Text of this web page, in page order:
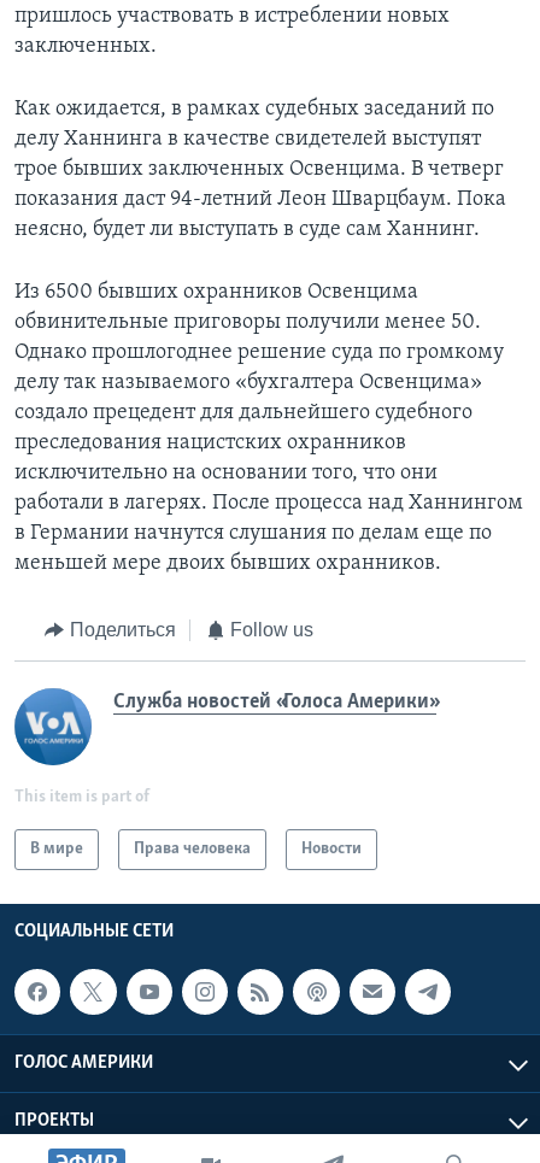
пришлось участвовать в истреблении новых
заключенных.
Как ожидается, в рамках судебных заседаний по
делу Ханнинга в качестве свидетелей выступят
трое бывших заключенных Освенцима. В четверг
показания даст 94-летний Леон Шварцбаум. Пока
неясно, будет ли выступать в суде сам Ханнинг.
Из 6500 бывших охранников Освенцима
обвинительные приговоры получили менее 50.
Однако прошлогоднее решение суда по громкому
делу так называемого «бухгалтера Освенцима»
создало прецедент для дальнейшего судебного
преследования нацистских охранников
исключительно на основании того, что они
работали в лагерях. После процесса над Ханнингом
в Германии начнутся слушания по делам еще по
меньшей мере двоих бывших охранников.
Поделиться Follow us
Служба новостей «Голоса Америки»
This item is part of
В мире Права человека Новости
СОЦИАЛЬНЫЕ СЕТИ
ГОЛОС АМЕРИКИ
ПРОЕКТЫ